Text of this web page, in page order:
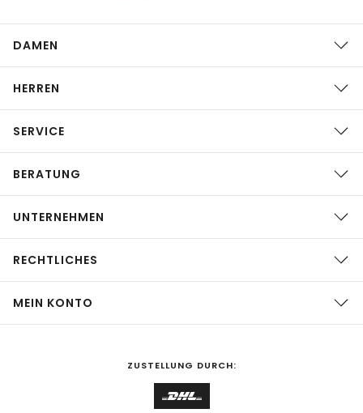
DAMEN
HERREN
SERVICE
BERATUNG
UNTERNEHMEN
RECHTLICHES
MEIN KONTO
ZUSTELLUNG DURCH: